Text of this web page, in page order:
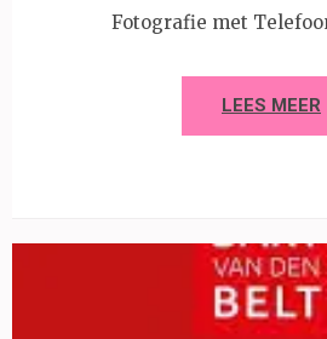
Fotografie met
LEES MEER